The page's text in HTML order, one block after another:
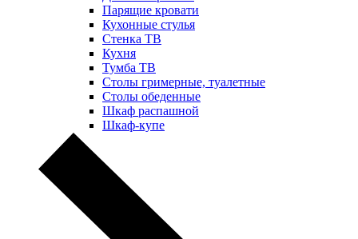
Парящие кровати
Кухонные стулья
Стенка ТВ
Кухня
Тумба ТВ
Столы гримерные, туалетные
Столы обеденные
Шкаф распашной
Шкаф-купе